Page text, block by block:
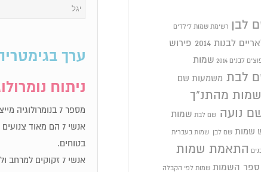
ערך
ניתוח
מספר 7 בנומרולוגיה מייצג אנשים עם אינטואיציה טובה אשר פועלים לפי תחושת הבטן שלהם.
אנשי 7 הם מאוד
בטוחים.
אנשי 7 זקוקים למרחב ולשקט, מאוד רוחניים, אנשים אינטליגנטיים הפועלים לפי אינטואיציה.
לבן רשימת שמות לילדים
לבנות 2014 פירוש
לבנים 2014 שמות
לבת משמעות שם
שמות מהתנ"ך
נועה
שם לבת שמות
שמות שם לבן שמות בעברית
התאמת שמות
ספר השמות שמות לפי הקבלה